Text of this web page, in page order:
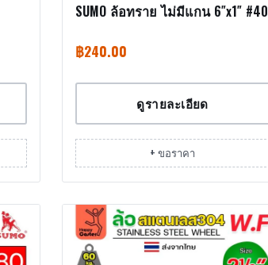
SUMO ล้อทราย ไม่มีแกน 6″x1″ #40
฿240.00
ดูรายละเอียด
+ ขอราคา